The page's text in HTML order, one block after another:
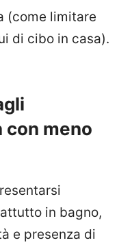
(come limitare
di cibo in casa).
con meno
in bagno,
e presenza di